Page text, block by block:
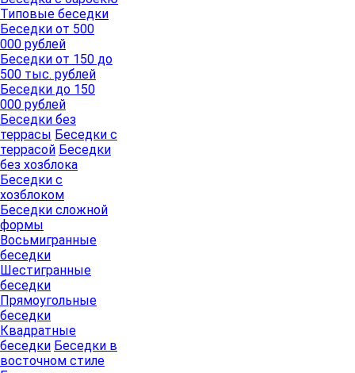
Типовые беседки
Беседки от 500
000 рублей
Беседки от 150 до
500 тыс. рублей
Беседки до 150
000 рублей
Беседки без
террасы Беседки с
террасой Беседки
без хозблока
Беседки с
хозблоком
Беседки сложной
формы
Восьмигранные
беседки
Шестигранные
беседки
Прямоугольные
беседки
Квадратные
беседки Беседки в
восточном стиле